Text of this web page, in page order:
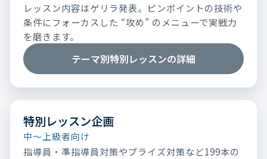
レッスン内容はゲリラ発表。ピンポイントの技術や
条件にフォーカスした “攻め” のメニューで実戦力
を磨きます。
テーマ別特別レッスンの詳細
特別レッスン企画
中～上級者向け
指導員・準指導員対策やプライズ対策など199本の